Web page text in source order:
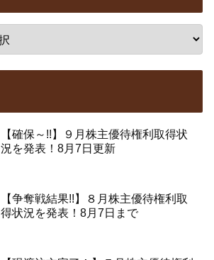
【確保～!!】９月株主優待権利取得状
況を発表！8月7日更新
【争奪戦結果!!】８月株主優待権利取
得状況を発表！8月7日まで